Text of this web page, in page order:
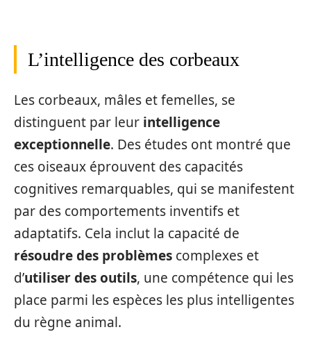
L’intelligence des corbeaux
Les corbeaux, mâles et femelles, se
distinguent par leur intelligence
exceptionnelle. Des études ont montré que
ces oiseaux éprouvent des capacités
cognitives remarquables, qui se manifestent
par des comportements inventifs et
adaptatifs. Cela inclut la capacité de
résoudre des problèmes complexes et
d’utiliser des outils, une compétence qui les
place parmi les espèces les plus intelligentes
du règne animal.